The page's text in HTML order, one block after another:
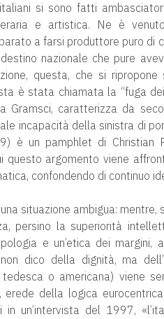
si sono fatti
e artistica. Ne è
a farsi produttore puro di
nazionale che pure
questa, che si
è stata chiamata la “fuga
Gramsci, caratterizza da
incapacità della sinistra di
è un pamphlet di Christian
questo argomento viene
confondendo di continuo
situazione ambigua:
persino la superiorità
e un’etica dei
dico della dignità, ma
o americana) viene
erede della logica
in un’intervista del 1997,